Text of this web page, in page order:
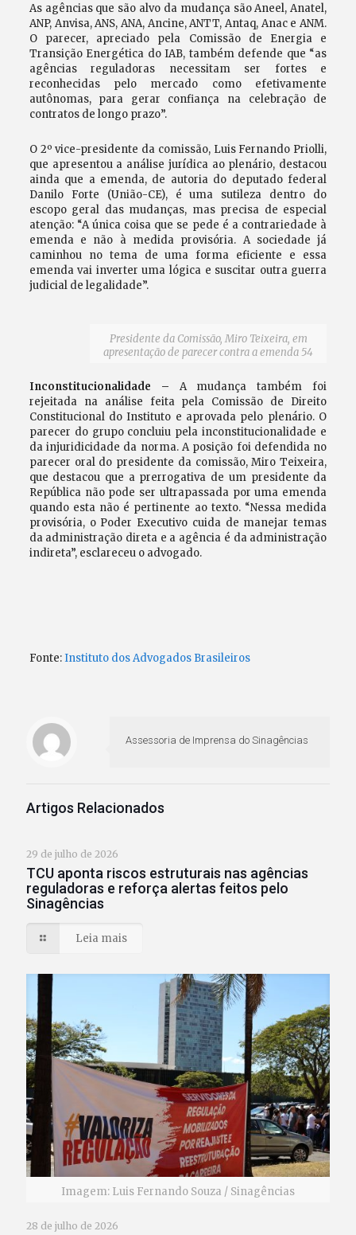
As agências que são alvo da mudança são Aneel, Anatel,
ANP, Anvisa, ANS, ANA, Ancine, ANTT, Antaq, Anac e ANM.
O parecer, apreciado pela Comissão de Energia e
Transição Energética do IAB, também defende que “as
agências reguladoras necessitam ser fortes e
reconhecidas pelo mercado como efetivamente
autônomas, para gerar confiança na celebração de
contratos de longo prazo”.
O 2º vice-presidente da comissão, Luis Fernando Priolli,
que apresentou a análise jurídica ao plenário, destacou
ainda que a emenda, de autoria do deputado federal
Danilo Forte (União-CE), é uma sutileza dentro do
escopo geral das mudanças, mas precisa de especial
atenção: “A única coisa que se pede é a contrariedade à
emenda e não à medida provisória. A sociedade já
caminhou no tema de uma forma eficiente e essa
emenda vai inverter uma lógica e suscitar outra guerra
judicial de legalidade”.
Presidente da Comissão, Miro Teixeira, em
apresentação de parecer contra a emenda 54
Inconstitucionalidade – A mudança também foi
rejeitada na análise feita pela Comissão de Direito
Constitucional do Instituto e aprovada pelo plenário. O
parecer do grupo concluiu pela inconstitucionalidade e
da injuridicidade da norma. A posição foi defendida no
parecer oral do presidente da comissão, Miro Teixeira,
que destacou que a prerrogativa de um presidente da
República não pode ser ultrapassada por uma emenda
quando esta não é pertinente ao texto. “Nessa medida
provisória, o Poder Executivo cuida de manejar temas
da administração direta e a agência é da administração
indireta”, esclareceu o advogado.
Fonte:Instituto dos Advogados Brasileiros
Assessoria de Imprensa do Sinagências
Artigos Relacionados
29 de julho de 2026
TCU aponta riscos estruturais nas agências
reguladoras e reforça alertas feitos pelo
Sinagências
Leia mais
Imagem: Luis Fernando Souza / Sinagências
28 de julho de 2026